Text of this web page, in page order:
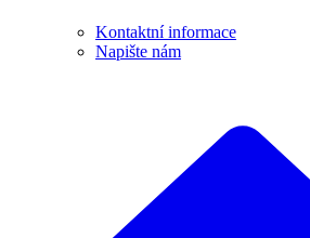
Kontaktní informace
Napište nám